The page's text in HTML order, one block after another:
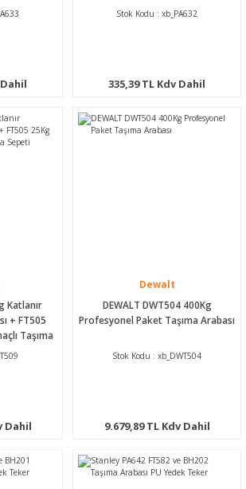
Stok Kodu : xb_PA632
335,39 TL Kdv Dahil
Katlanır
+ FT505
Taşıma
Dahil
Dewalt
DEWALT DWT504 400Kg
Profesyonel Paket Taşıma Arabası
Stok Kodu : xb_DWT504
9.679,89 TL Kdv Dahil